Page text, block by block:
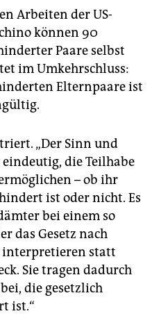
Arbeiten der US-
können 90
Paare selbst
im Umkehrschluss:
Elternpaare ist
„Der Sinn und
eindeutig, die Teilhabe
– ob ihr
ist oder nicht. Es
bei einem so
das Gesetz nach
interpretieren statt
Sie tragen dadurch
die gesetzlich
ist.“